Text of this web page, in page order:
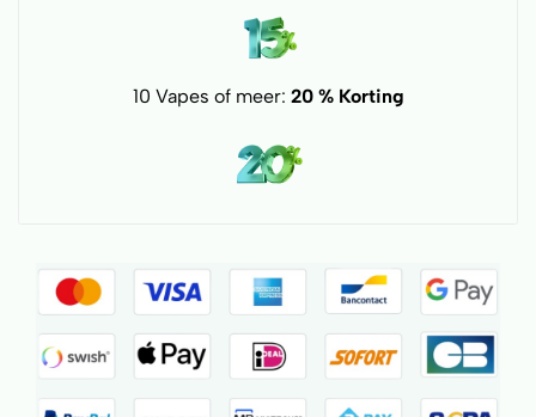
10 Vapes of meer: 20 % Korting